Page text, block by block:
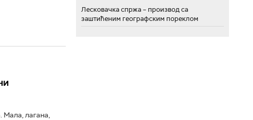
лагана,
Лесковачка спржа – производ са
заштићеним географским пореклом